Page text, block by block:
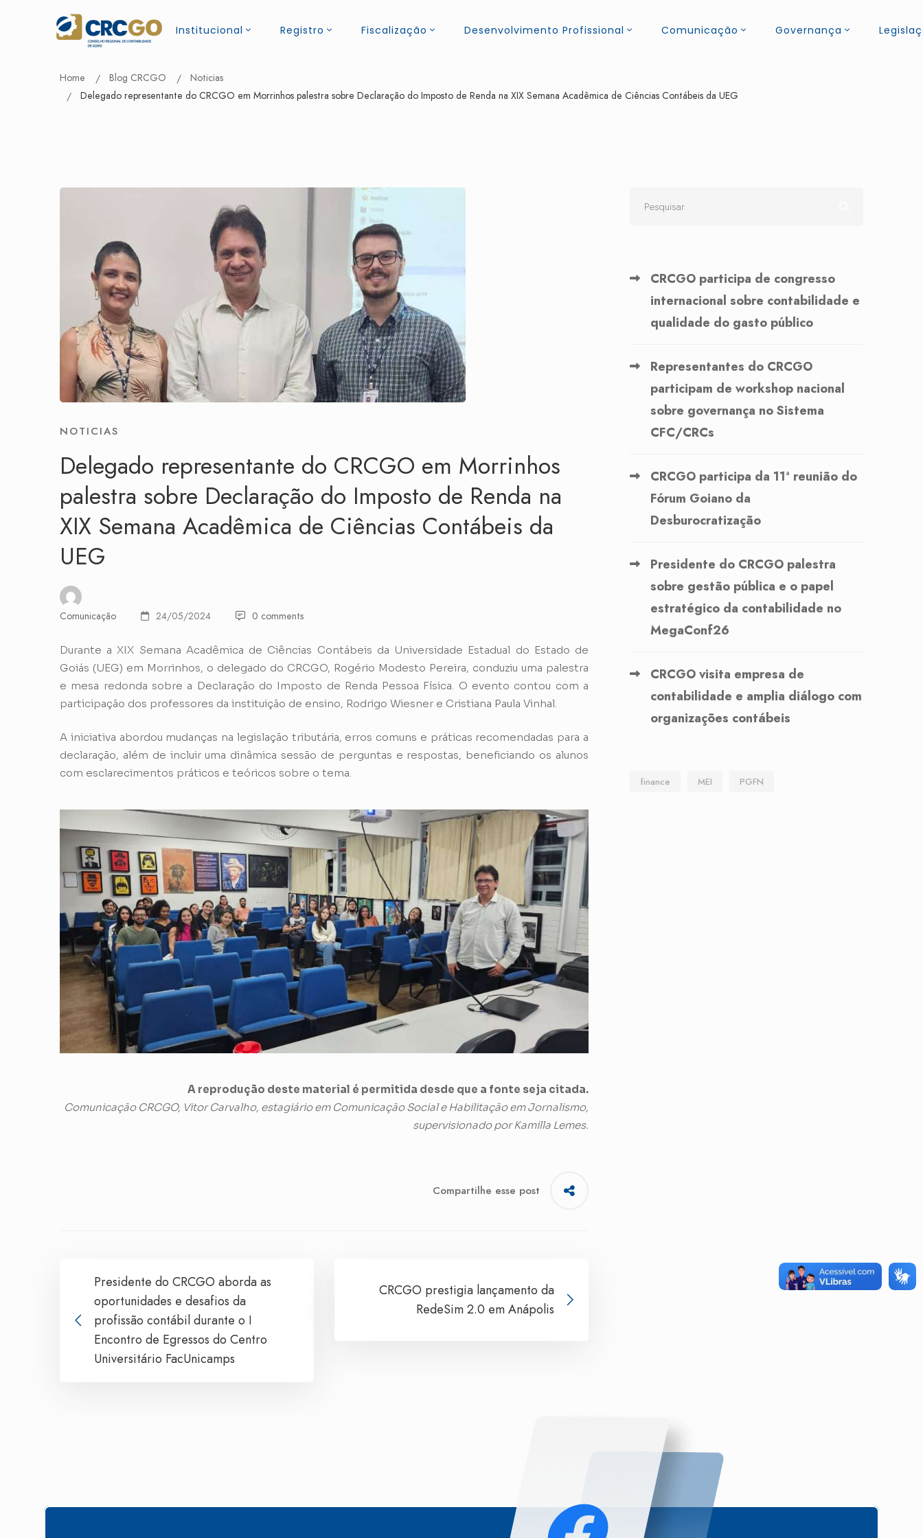
Institucional Registro Fiscalização Desenvolvimento Profissional Comunicação Governança
Home Blog CRCGO
Noticias
Delegado representante do CRCGO em Morrinhos palestra sobre Declaração do Imposto de Renda na XIX Semana Acadêmica de Ciências Contábeis da UEG
NOTICIAS
Delegado representante do CRCGO em Morrinhos
palestra sobre Declaração do Imposto de Renda na
XIX Semana Acadêmica de Ciências Contábeis da
UEG
Comunicação 24/05/2024 0 comments
Durante a XIX Semana Acadêmica de Ciências Contábeis da Universidade Estadual do Estado de
Goiás (UEG) em Morrinhos, o delegado do CRCGO, Rogério Modesto Pereira, conduziu uma palestra
e mesa redonda sobre a Declaração do Imposto de Renda Pessoa Física. O evento contou com a
participação dos professores da instituição de ensino, Rodrigo Wiesner e Cristiana Paula Vinhal.
A iniciativa abordou mudanças na legislação tributária, erros comuns e práticas recomendadas para a
declaração, além de incluir uma dinâmica sessão de perguntas e respostas, beneficiando os alunos
com esclarecimentos práticos e teóricos sobre o tema.
A reprodução deste material é permitida desde que a fonte seja citada.
Comunicação CRCGO, Vitor Carvalho, estagiário em Comunicação Social e Habilitação em Jornalismo,
supervisionado por Kamilla Lemes.
Compartilhe esse post
Presidente do CRCGO aborda as
oportunidades e desafios da
profissão contábil durante o I
Encontro de Egressos do Centro
Universitário FacUnicamps
CRCGO prestigia lançamento da
RedeSim 2.0 em Anápolis
CRCGO participa de congresso
internacional sobre contabilidade e
qualidade do gasto público
Representantes do CRCGO
participam de workshop nacional
sobre governança no Sistema
CFC/CRCs
CRCGO participa da 11ª reunião do
Fórum Goiano da
Desburocratização
Presidente do CRCGO palestra
sobre gestão pública e o papel
estratégico da contabilidade no
MegaConf26
CRCGO visita empresa de
contabilidade e amplia diálogo com
organizações contábeis
finance MEI PGFN